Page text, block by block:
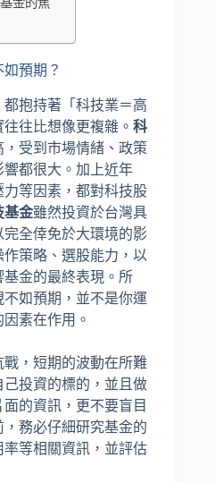
預期？
都抱持著「科技業＝高
往比想像更複雜。 科
受到市場情緒、政策
都很大。加上近年
等因素，都對科技股
基金雖然投資於台灣具
全倖免於大環境的影
策略、選股能力，以
金的最終表現。所
不如預期，並不是你運
素在作用。
，短期的波動在所難
投資的標的，並且做
的資訊，更不要盲目
，務必仔細研究基金的
等相關資訊，並評估